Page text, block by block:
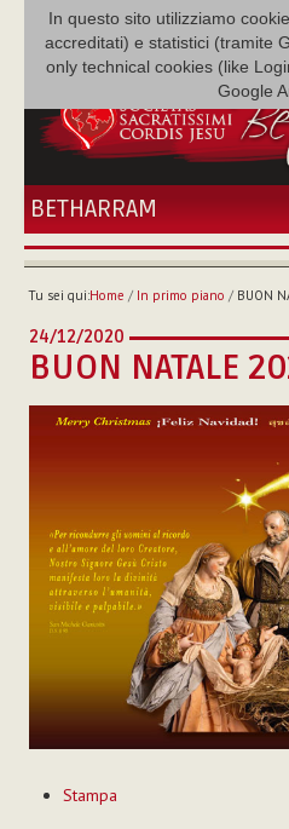
In questo sito utilizziamo
accreditati) e statistici (tramite
only technical cookies (like
Google
BETHARRAM
HOME
FAMIGLIA
MISSIONE
NEF
P. AUGUSTO ETCHECOPAR
Tu sei qui:Home / In primo piano / BUON
24/12/2020
BUON NATALE
sul
Stampa